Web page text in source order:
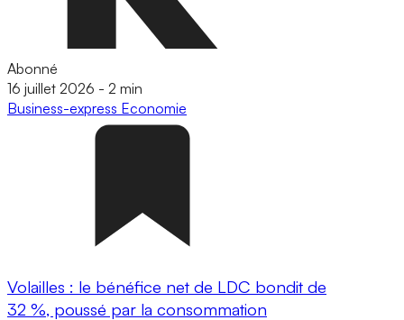
Abonné
16 juillet 2026 - 2 min
Business-express Economie
Volailles : le bénéfice net de LDC bondit de
32 %, poussé par la consommation